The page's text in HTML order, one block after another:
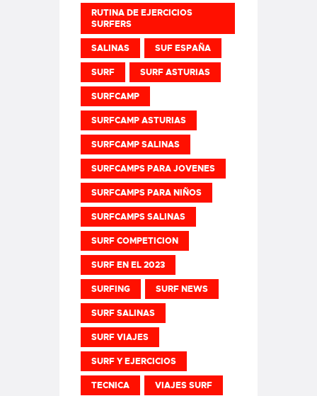
RUTINA DE EJERCICIOS
SURFERS
SALINAS SUF ESPAÑA
SURF SURF ASTURIAS
SURFCAMP
SURFCAMP ASTURIAS
SURFCAMP SALINAS
SURFCAMPS PARA JOVENES
SURFCAMPS PARA NIÑOS
SURFCAMPS SALINAS
SURF COMPETICION
SURF EN EL 2023
SURFING SURF NEWS
SURF SALINAS
SURF VIAJES
SURF Y EJERCICIOS
TECNICA VIAJES SURF